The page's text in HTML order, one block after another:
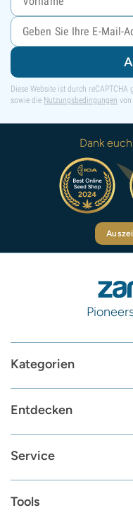
Diese Website ist durch reCAPTCHA
sowie die Nutzungsbedingungen von
Dank
Kategorien
Entdecken
Service
Tools